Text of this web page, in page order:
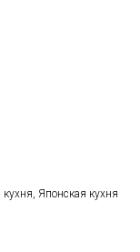
Японская кухня